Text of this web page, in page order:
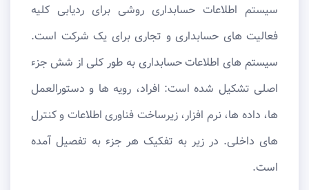
سیستم اطلاعات حسابداری روشی برای ردیابی کلیه
فعالیت های حسابداری و تجاری برای یک شرکت است.
سیستم های اطلاعات حسابداری به طور کلی از شش جزء
اصلی تشکیل شده است: افراد، رویه ها و دستورالعمل
ها، داده ها، نرم افزار، زیرساخت فناوری اطلاعات و کنترل
های داخلی. در زیر به تفکیک هر جزء به تفصیل آمده
است.